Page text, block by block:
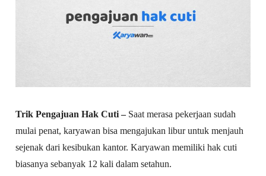
Trik Pengajuan Hak Cuti –Saat merasa pekerjaan sudah
mulai penat, karyawan bisa mengajukan libur untuk menjauh
sejenak dari kesibukan kantor. Karyawan memiliki hak cuti
biasanya sebanyak 12 kali dalam setahun.